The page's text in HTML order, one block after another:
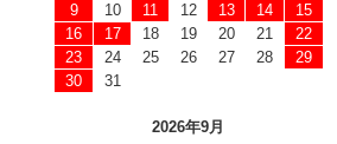
9
10 11 12 13 14
15
16
17 18 19 20 21
22
23
24 25 26 27 28
29
30
31
2026年9月